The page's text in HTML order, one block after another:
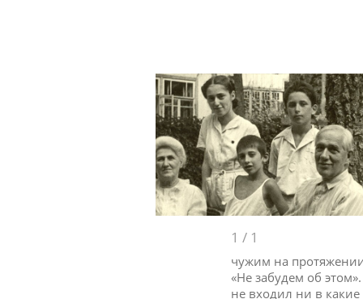
1 / 1
чужим на
«Не забудем об
не входил ни в